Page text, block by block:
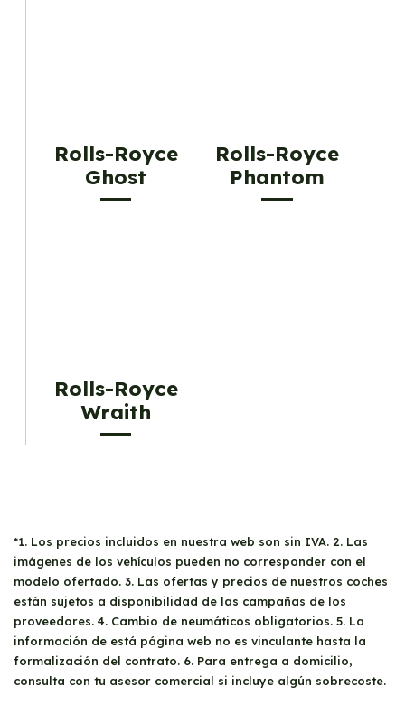
Rolls-Royce
Ghost
Rolls-Royce
Phantom
Rolls-Royce
Wraith
*1. Los precios incluidos en nuestra web son sin IVA. 2. Las
imágenes de los vehículos pueden no corresponder con el
modelo ofertado. 3. Las ofertas y precios de nuestros coches
están sujetos a disponibilidad de las campañas de los
proveedores. 4. Cambio de neumáticos obligatorios. 5. La
información de está página web no es vinculante hasta la
formalización del contrato. 6. Para entrega a domicilio,
consulta con tu asesor comercial si incluye algún sobrecoste.